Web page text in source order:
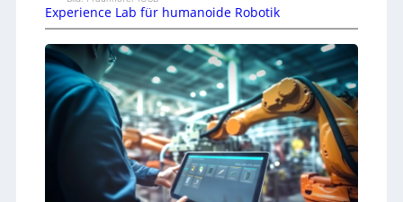
Experience Lab für humanoide Robotik